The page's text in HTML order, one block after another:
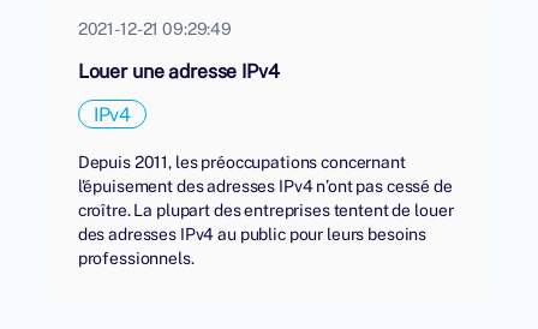
2021-12-21 09:29:49
Louer une adresse IPv4
IPv4
Depuis 2011, les préoccupations concernant
l'épuisement des adresses IPv4 n’ont pas cessé de
croître. La plupart des entreprises tentent de louer
des adresses IPv4 au public pour leurs besoins
professionnels.